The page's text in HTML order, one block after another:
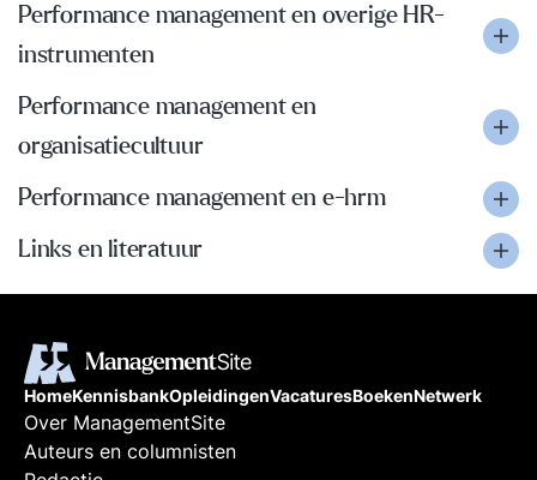
Performance management en overige HR-
instrumenten
Performance management en
organisatiecultuur
Performance management en e-hrm
Links en literatuur
HomeKennisbankOpleidingenVacaturesBoekenNetwerk
Over ManagementSite
Auteurs en columnisten